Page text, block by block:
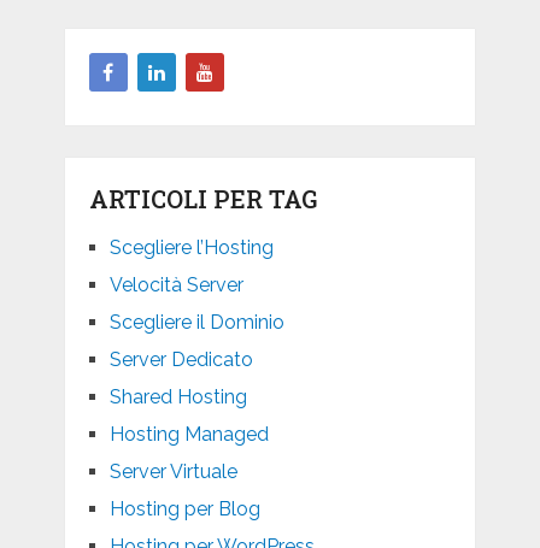
ARTICOLI PER TAG
Scegliere l’Hosting
Velocità Server
Scegliere il Dominio
Server Dedicato
Shared Hosting
Hosting Managed
Server Virtuale
Hosting per Blog